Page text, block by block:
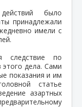
было
принадлежали
имели с
следствие по
этого дела. Сами
показания и им
статье
азартных